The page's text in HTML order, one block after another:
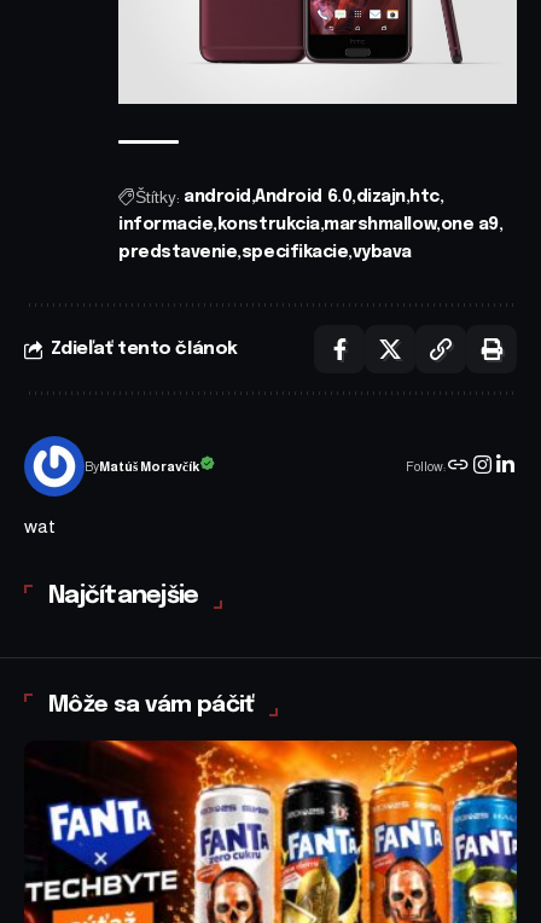
Štítky: android Android 6.0 dizajn htc
informacie konstrukcia marshmallow one a9
predstavenie specifikacie vybava
Zdieľať tento článok
ByMatúš Moravčík Follow:
wat
Najčítanejšie
Môže sa vám páčiť